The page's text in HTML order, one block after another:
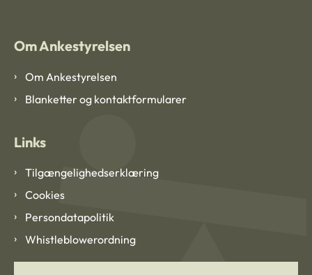
Om Ankestyrelsen
Om Ankestyrelsen
Blanketter og kontaktformularer
Links
Tilgængelighedserklæring
Cookies
Persondatapolitik
Whistleblowerordning